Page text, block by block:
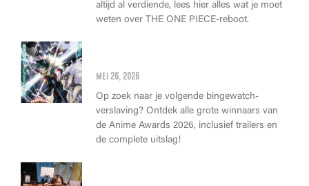
altijd al verdiende, lees hier alles wat je moet
weten over THE ONE PIECE-reboot.
mei 26, 2026
Op zoek naar je volgende bingewatch-
verslaving? Ontdek alle grote winnaars van
de Anime Awards 2026, inclusief trailers en
de complete uitslag!